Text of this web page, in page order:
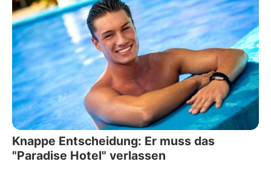
Knappe Entscheidung: Er muss das
"Paradise Hotel" verlassen